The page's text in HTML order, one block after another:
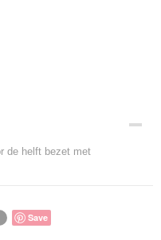
de helft bezet met
Save